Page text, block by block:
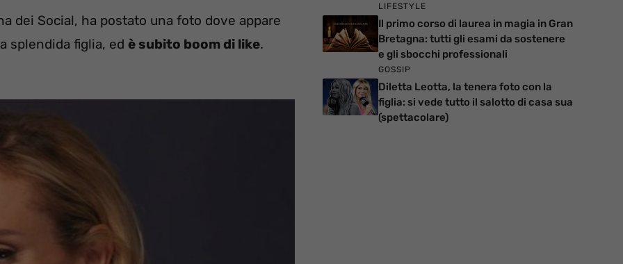
dei Social, ha postato una foto dove appare
splendida figlia, ed è subito boom di like.
LIFESTYLE
Il primo corso di laurea in magia in Gran
Bretagna: tutti gli esami da sostenere
e gli sbocchi professionali
GOSSIP
Diletta Leotta, la tenera foto con la
figlia: si vede tutto il salotto di casa sua
(spettacolare)